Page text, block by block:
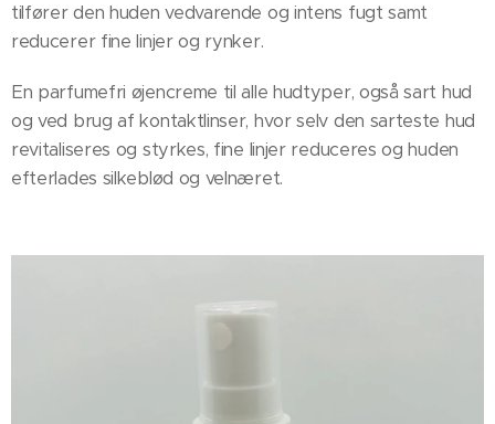
tilfører den huden vedvarende og intens fugt samt
reducerer fine linjer og rynker.
En parfumefri øjencreme til alle hudtyper, også sart hud
og ved brug af kontaktlinser, hvor selv den sarteste hud
revitaliseres og styrkes, fine linjer reduceres og huden
efterlades silkeblød og velnæret.